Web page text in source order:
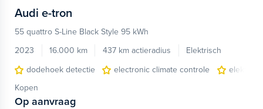
Audi e-tron
55 quattro S-Line Black Style 95 kWh
2023
16.000 km 437 km actieradius
Elektrisch
dodehoek detectie
electronic climate controle
Kopen
Op aanvraag